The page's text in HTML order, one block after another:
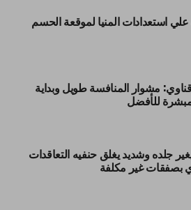
استعدادات المنيا لموقعة الحسم
مشوار المنافسة طويل وبداية
مبشرة للأفضل
يغير جلده وشديد يغلق حنفيه التعاقدات
بصفقات غير مكلفة